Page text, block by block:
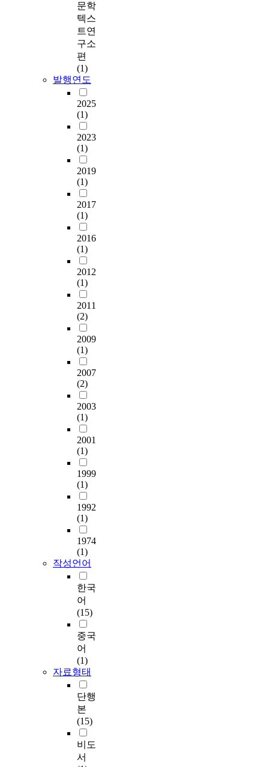
문학
텍스
트연
구소
편
(1)
발행연도
2025
(1)
2023
(1)
2019
(1)
2017
(1)
2016
(1)
2012
(1)
2011
(2)
2009
(1)
2007
(2)
2003
(1)
2001
(1)
1999
(1)
1992
(1)
1974
(1)
작성언어
한국
어
(15)
중국
어
(1)
자료형태
단행
본
(15)
비도
서